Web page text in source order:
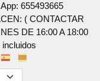
655493665
( CONTACTAR
DE 16:00 A 18:00